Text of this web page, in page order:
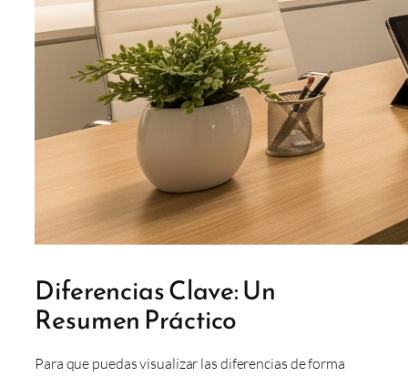
Diferencias Clave: Un
Resumen Práctico
Para que puedas visualizar las diferencias de forma